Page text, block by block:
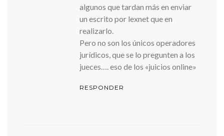
algunos que tardan más en enviar
un escrito por lexnet que en
realizarlo.
Pero no son los únicos operadores
jurídicos, que se lo pregunten a los
jueces…. eso de los «juicios online»
RESPONDER